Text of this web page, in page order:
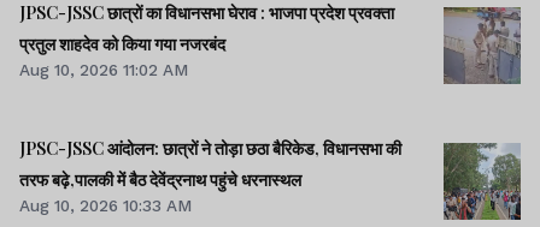
JPSC-JSSC छात्रों का विधानसभा घेराव : भाजपा प्रदेश प्रवक्ता
प्रतुल शाहदेव को किया गया नजरबंद
Aug 10, 2026 11:02 AM
JPSC-JSSC आंदोलन: छात्रों ने तोड़ा छठा बैरिकेड, विधानसभा की
तरफ बढ़े,पालकी में बैठ देवेंद्रनाथ पहुंचे धरनास्थल
Aug 10, 2026 10:33 AM